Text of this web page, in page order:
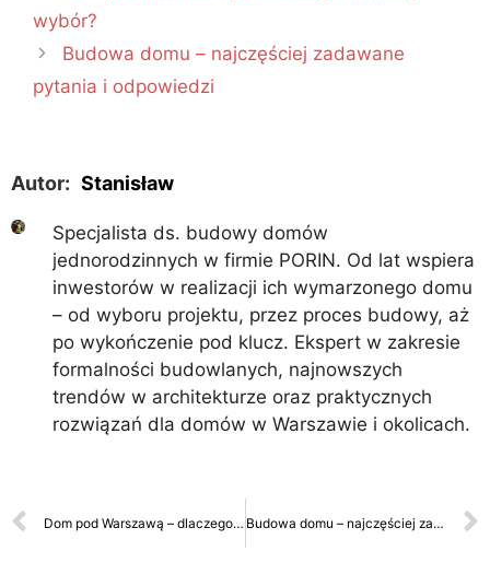
wybór?
Budowa domu – najczęściej zadawane
pytania i odpowiedzi
Autor: Stanisław
Specjalista ds. budowy domów
jednorodzinnych w firmie PORIN. Od lat wspiera
inwestorów w realizacji ich wymarzonego domu
– od wyboru projektu, przez proces budowy, aż
po wykończenie pod klucz. Ekspert w zakresie
formalności budowlanych, najnowszych
trendów w architekturze oraz praktycznych
rozwiązań dla domów w Warszawie i okolicach.
Dom pod Warszawą – dlaczego to dobry wybór? Budowa domu – najczęściej zadawane pytania i odpowiedzi